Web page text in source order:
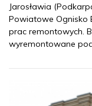
Jarosławia
Powiatowe Ognisko
prac remontowych.
wyremontowane